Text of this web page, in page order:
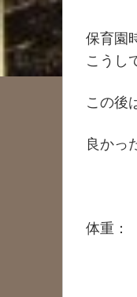
保育園
こうし
この後
良かっ
体重：